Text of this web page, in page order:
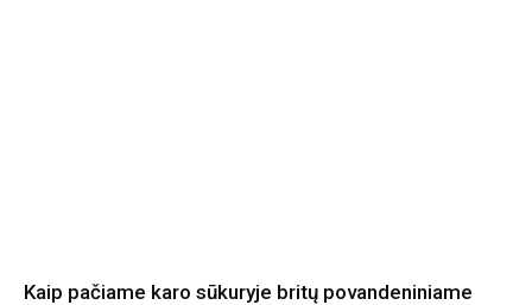
Kaip pačiame karo sūkuryje britų povandeniniame